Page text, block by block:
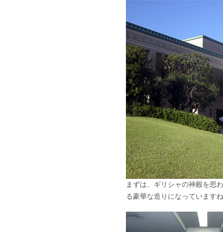
まずは、ギリシャの神殿を思
る豪華な造りになっています